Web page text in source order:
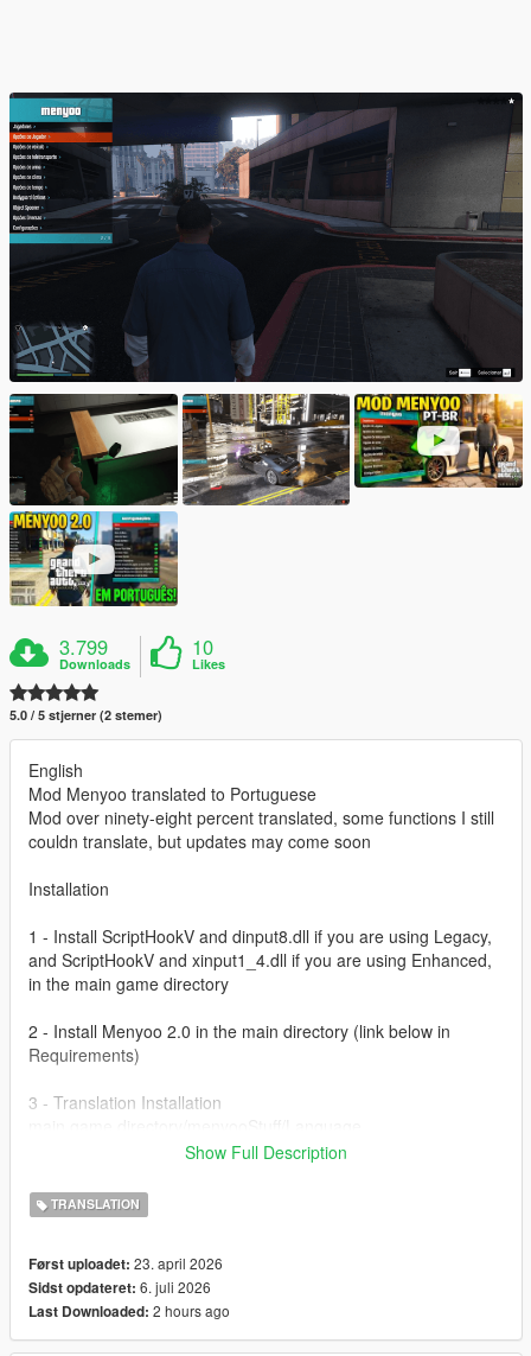
3.799
Downloads
10
Likes
5.0 / 5 stjerner (2 stemer)
English
Mod Menyoo translated to Portuguese
Mod over ninety-eight percent translated, some functions I still
couldn translate, but updates may come soon
Installation
1 - Install ScriptHookV and dinput8.dll if you are using Legacy,
and ScriptHookV and xinput1_4.dll if you are using Enhanced,
in the main game directory
2 - Install Menyoo 2.0 in the main directory (link below in
Requirements)
3 - Translation Installation
time
Go to settings, then language, and change it to Portuguese,
Link to the video explaining the process below
Requirements:
Show Full Description
TRANSLATION
Først uploadet: 23. april 2026
Sidst opdateret: 6. juli 2026
Last Downloaded: 2 hours ago